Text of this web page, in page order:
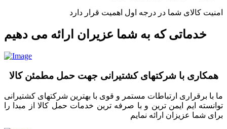
امنیت کالای شما در درجه اول اهمیت قرار دارد
خدماتی که به شما عزیران ارائه می دهیم
همکاری با شرکتهای کشتیرانی جهت حمل مطمئن کالا
ما با برقراری ارتباطات مستمر و قوی با بهترین شرکتهای کشتیرانی
توانسته ایم ایمن ترین و با صرفه ترین خدمات حمل کالا از مبدا را
برای شما عزیزان ارائه نمایم